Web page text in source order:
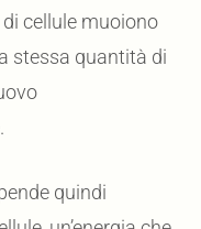
cellule muoiono
stessa quantità di
quindi